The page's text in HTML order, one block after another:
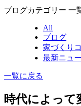
ブログカテゴリー 一
All
ブログ
家づくり
最新ニュ
一覧に戻る
時代によって